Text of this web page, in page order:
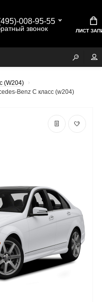
008-95-55
звонок ЛИСТ
(W204)
Benz C класс (w204)